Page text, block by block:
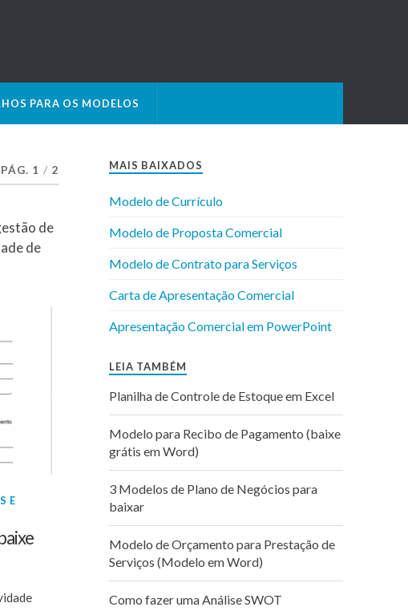
PARA OS MODELOS
PÁG. 1 / 2
de
de
E
MAIS BAIXADOS
Modelo de Currículo
Modelo de Proposta Comercial
Modelo de Contrato para Serviços
Carta de Apresentação Comercial
Apresentação Comercial em PowerPoint
LEIA TAMBÉM
Planilha de Controle de Estoque em Excel
Modelo para Recibo de Pagamento (baixe
grátis em Word)
3 Modelos de Plano de Negócios para
baixar
Modelo de Orçamento para Prestação de
Serviços (Modelo em Word)
Como fazer uma Análise SWOT